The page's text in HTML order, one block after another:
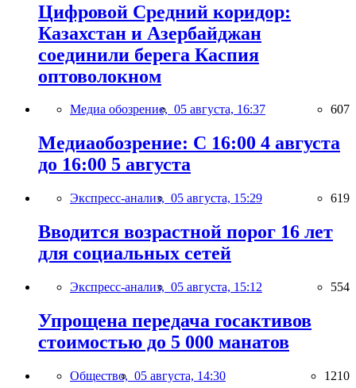
Цифровой Средний коридор:
Казахстан и Азербайджан
соединили берега Каспия
оптоволокном
Медиа обозрение, 05 августа, 16:37 607
Медиаобозрение: С 16:00 4 августа
до 16:00 5 августа
Экспресс-анализ, 05 августа, 15:29 619
Вводится возрастной порог 16 лет
для социальных сетей
Экспресс-анализ, 05 августа, 15:12 554
Упрощена передача госактивов
стоимостью до 5 000 манатов
Общество, 05 августа, 14:30 1210